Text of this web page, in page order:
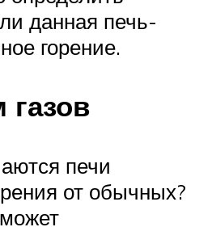
данная печь-
горение.
печи
от обычных?